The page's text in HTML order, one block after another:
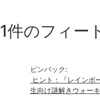
1件のフィー
ピンバック:
ヒント：『レインボ
生向け謎解きウォー